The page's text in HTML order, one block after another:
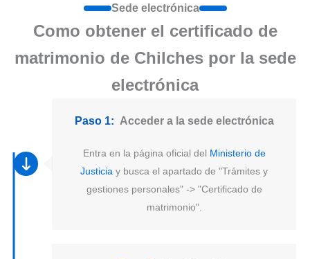
Sede electrónica
Como obtener el certificado de
matrimonio de Chilches por la sede
electrónica
Paso 1: Acceder a la sede electrónica
Entra en la página oficial del Ministerio de
Justicia y busca el apartado de "Trámites y
gestiones personales" -> "Certificado de
matrimonio".